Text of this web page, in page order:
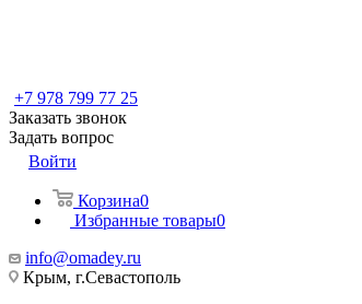
+7 978 799 77 25
Заказать звонок
Задать вопрос
Войти
Корзина0
Избранные товары0
info@omadey.ru
Крым, г.Севастополь